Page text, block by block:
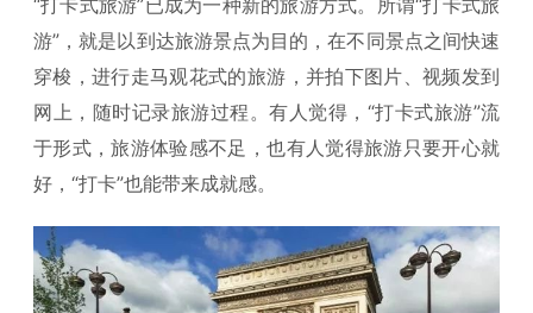
“打卡式旅游”已成为一种新的旅游方式。所谓“打卡式旅
游”，就是以到达旅游景点为目的，在不同景点之间快速
穿梭，进行走马观花式的旅游，并拍下图片、视频发到
网上，随时记录旅游过程。有人觉得，“打卡式旅游”流
于形式，旅游体验感不足，也有人觉得旅游只要开心就
好，“打卡”也能带来成就感。